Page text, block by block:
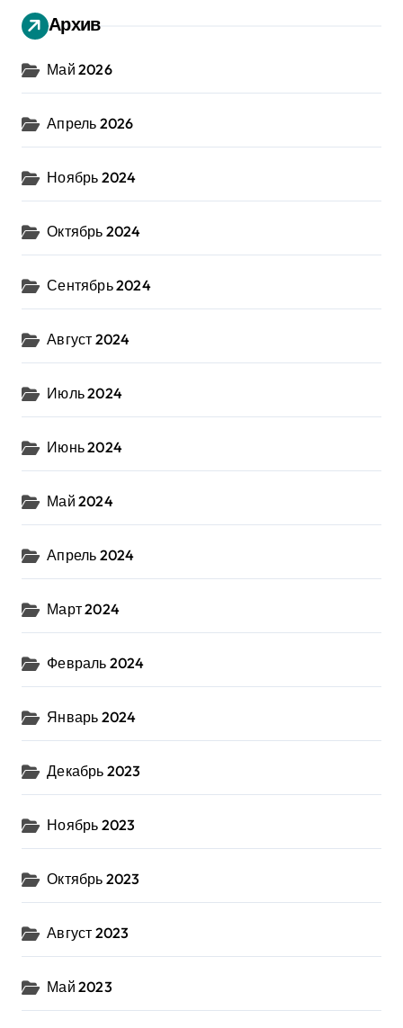
Архив
Май 2026
Апрель 2026
Ноябрь 2024
Октябрь 2024
Сентябрь 2024
Август 2024
Июль 2024
Июнь 2024
Май 2024
Апрель 2024
Март 2024
Февраль 2024
Январь 2024
Декабрь 2023
Ноябрь 2023
Октябрь 2023
Август 2023
Май 2023